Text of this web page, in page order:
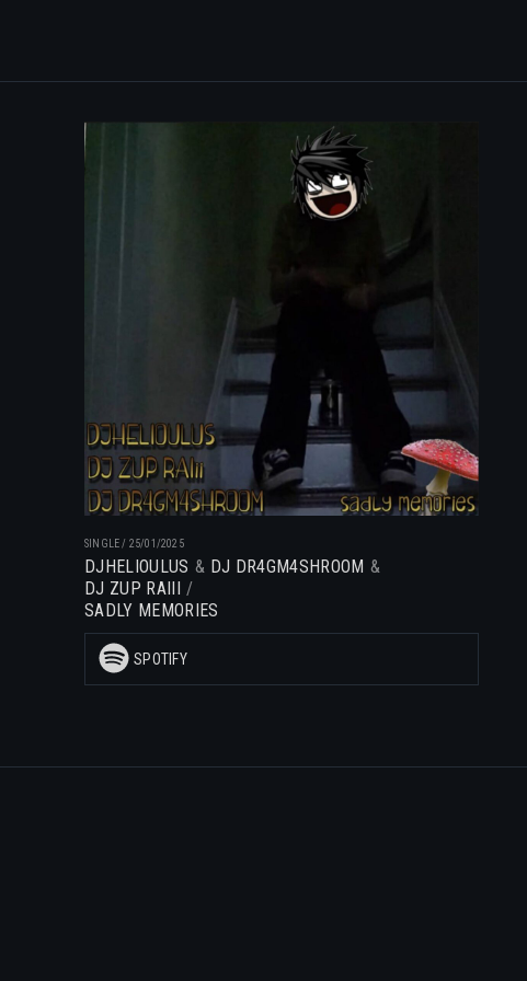
SINGLE/ 25/01/2025
DJHELIOULUS
DJ DR4GM4SHROOM
DJ ZUP RAIII
SADLY MEMORIES
SPOTIFY